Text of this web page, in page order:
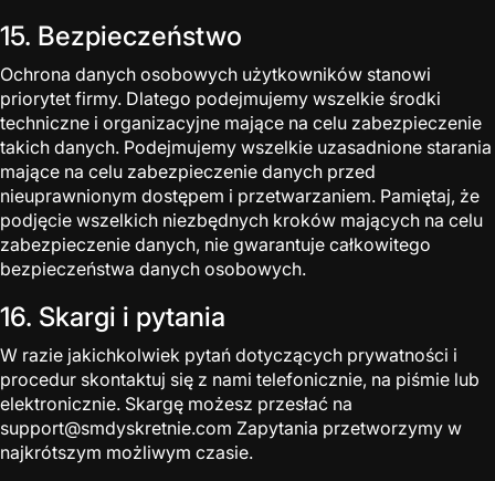
15. Bezpieczeństwo
Ochrona danych osobowych użytkowników stanowi
priorytet firmy. Dlatego podejmujemy wszelkie środki
techniczne i organizacyjne mające na celu zabezpieczenie
takich danych. Podejmujemy wszelkie uzasadnione starania
mające na celu zabezpieczenie danych przed
nieuprawnionym dostępem i przetwarzaniem. Pamiętaj, że
podjęcie wszelkich niezbędnych kroków mających na celu
zabezpieczenie danych, nie gwarantuje całkowitego
bezpieczeństwa danych osobowych.
16. Skargi i pytania
W razie jakichkolwiek pytań dotyczących prywatności i
procedur skontaktuj się z nami telefonicznie, na piśmie lub
elektronicznie. Skargę możesz przesłać na
support@smdyskretnie.com Zapytania przetworzymy w
najkrótszym możliwym czasie.